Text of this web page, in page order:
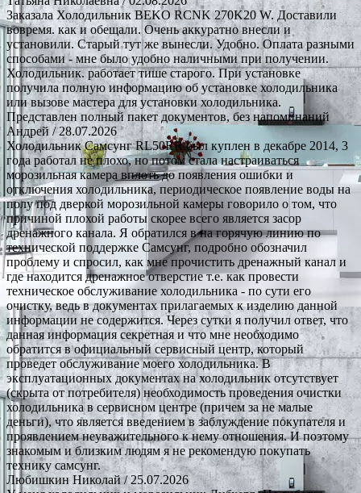
Заказала Холодильник BEKO RCNK 270K20 W. Доставили
вовремя. как и обещали. Очень аккуратно внесли и
установили. Старый тут же вынесли. Удобно. Оплата разными
способами - мне было удобно наличными при получении.
Холодильник. работает тише старого. При установке
получила полную информацию об установке холодильника
или вызове мастера для установки холодильника.
Представлен полный пакет документов, без напоминаний
Андрей / 28.07.2026
Холодильник Самсунг RL50RR был куплен в декабре 2014, 3
года работал не плохо, но потом стала настраиваться
морозильная камера вплоть до появления ошибки и
отключения холодильника, периодическое появление воды на
полу под дверкой морозильной камеры говорило о том, что
причиной плохой работы скорее всего является засор
дренажного канала. Я обратился в на горячую линию по
технической поддержке Самсунг, подробно обозначил
проблему и спросил, как мне прочистить дренажный канал и
где находится дренажное отверстие т.е. как провести
техническое обслуживание холодильника - по сути его
очистку, ведь в документах прилагаемых к изделию данной
информации не содержится. Через сутки я получил ответ, что
данная информация секретная и что мне необходимо
обратится в официальный сервисный центр, который
проведет обслуживание моего холодильника. В
эксплуатационных документах на холодильник отсутствует
(скрыта от потребителя) необходимость проведения очистки
холодильника в сервисном центре (причем за не малые
деньги), что является введением в заблуждение покупателя и
проявлением неуважительного к нему отношения. И поэтому
знакомым и близким людям я не рекомендую покупать
технику самсунг.
Любишкин Николай/ 25.07.2026